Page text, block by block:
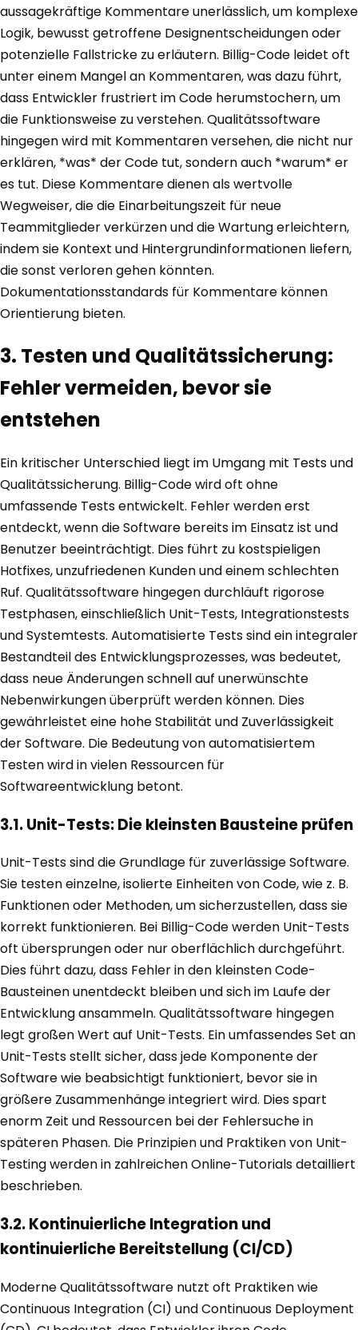
aussagekräftige Kommentare unerlässlich, um komplexe
Logik, bewusst getroffene Designentscheidungen oder
potenzielle Fallstricke zu erläutern. Billig-Code leidet oft
unter einem Mangel an Kommentaren, was dazu führt,
dass Entwickler frustriert im Code herumstochern, um
die Funktionsweise zu verstehen. Qualitätssoftware
hingegen wird mit Kommentaren versehen, die nicht nur
erklären, *was* der Code tut, sondern auch *warum* er
es tut. Diese Kommentare dienen als wertvolle
Wegweiser, die die Einarbeitungszeit für neue
Teammitglieder verkürzen und die Wartung erleichtern,
indem sie Kontext und Hintergrundinformationen liefern,
die sonst verloren gehen könnten.
Dokumentationsstandards für Kommentare können
Orientierung bieten.
3. Testen und Qualitätssicherung:
Fehler vermeiden, bevor sie
entstehen
Ein kritischer Unterschied liegt im Umgang mit Tests und
Qualitätssicherung. Billig-Code wird oft ohne
umfassende Tests entwickelt. Fehler werden erst
entdeckt, wenn die Software bereits im Einsatz ist und
Benutzer beeinträchtigt. Dies führt zu kostspieligen
Hotfixes, unzufriedenen Kunden und einem schlechten
Ruf. Qualitätssoftware hingegen durchläuft rigorose
Testphasen, einschließlich Unit-Tests, Integrationstests
und Systemtests. Automatisierte Tests sind ein integraler
Bestandteil des Entwicklungsprozesses, was bedeutet,
dass neue Änderungen schnell auf unerwünschte
Nebenwirkungen überprüft werden können. Dies
gewährleistet eine hohe Stabilität und Zuverlässigkeit
der Software. Die Bedeutung von automatisiertem
Testen wird in vielen Ressourcen für
Softwareentwicklung betont.
3.1. Unit-Tests: Die kleinsten Bausteine prüfen
Unit-Tests sind die Grundlage für zuverlässige Software.
Sie testen einzelne, isolierte Einheiten von Code, wie z. B.
Funktionen oder Methoden, um sicherzustellen, dass sie
korrekt funktionieren. Bei Billig-Code werden Unit-Tests
oft übersprungen oder nur oberflächlich durchgeführt.
Dies führt dazu, dass Fehler in den kleinsten Code-
Bausteinen unentdeckt bleiben und sich im Laufe der
Entwicklung ansammeln. Qualitätssoftware hingegen
legt großen Wert auf Unit-Tests. Ein umfassendes Set an
Unit-Tests stellt sicher, dass jede Komponente der
Software wie beabsichtigt funktioniert, bevor sie in
größere Zusammenhänge integriert wird. Dies spart
enorm Zeit und Ressourcen bei der Fehlersuche in
späteren Phasen. Die Prinzipien und Praktiken von Unit-
Testing werden in zahlreichen Online-Tutorials detailliert
beschrieben.
3.2. Kontinuierliche Integration und
kontinuierliche Bereitstellung (CI/CD)
Moderne Qualitätssoftware nutzt oft Praktiken wie
Continuous Integration (CI) und Continuous Deployment